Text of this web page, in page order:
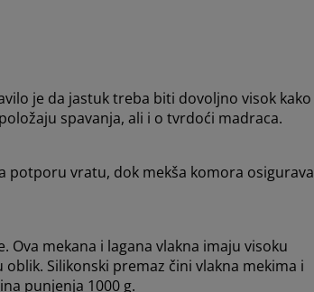
je da jastuk treba biti dovoljno visok kako
spavanja, ali i o tvrdoći madraca.
potporu vratu, dok mekša komora osigurava
mekana i lagana vlakna imaju visoku
Silikonski premaz čini vlakna mekima i
punjenja 1000 g.